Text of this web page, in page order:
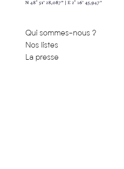
Qui sommes-nous ?
Nos listes
La presse